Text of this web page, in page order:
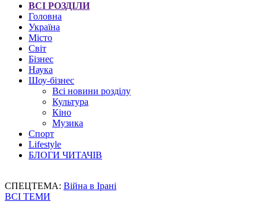
ВСІ РОЗДІЛИ
Головна
Україна
Місто
Світ
Бізнес
Наука
Шоу-бізнес
Всі новини розділу
Культура
Кіно
Музика
Спорт
Lifestyle
БЛОГИ ЧИТАЧІВ
СПЕЦТЕМА: Війна в Ірані
ВСІ ТЕМИ